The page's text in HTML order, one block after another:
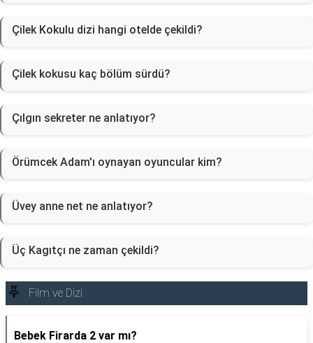
Çilek Kokulu dizi hangi otelde çekildi?
Çilek kokusu kaç bölüm sürdü?
Çılgın sekreter ne anlatıyor?
Örümcek Adam'ı oynayan oyuncular kim?
Üvey anne net ne anlatıyor?
Üç Kagıtçı ne zaman çekildi?
Film ve Dizi
Bebek Firarda 2 var mı?